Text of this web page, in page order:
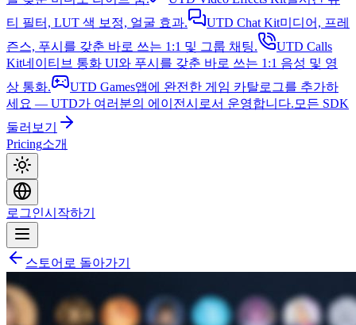
티 필터, LUT 색 보정, 얼굴 효과.
UTD Chat Kit미디어, 프레
즌스, 푸시를 갖춘 바로 쓰는 1:1 및 그룹 채팅.
UTD Calls
Kit네이티브 통화 UI와 푸시를 갖춘 바로 쓰는 1:1 음성 및 영
상 통화.
UTD Games앱에 완전한 게임 카탈로그를 추가하
세요 — UTD가 여러분의 에이전시로서 운영합니다. 모든 SDK
둘러보기
Pricing소개
로그인시작하기
스토어로 돌아가기